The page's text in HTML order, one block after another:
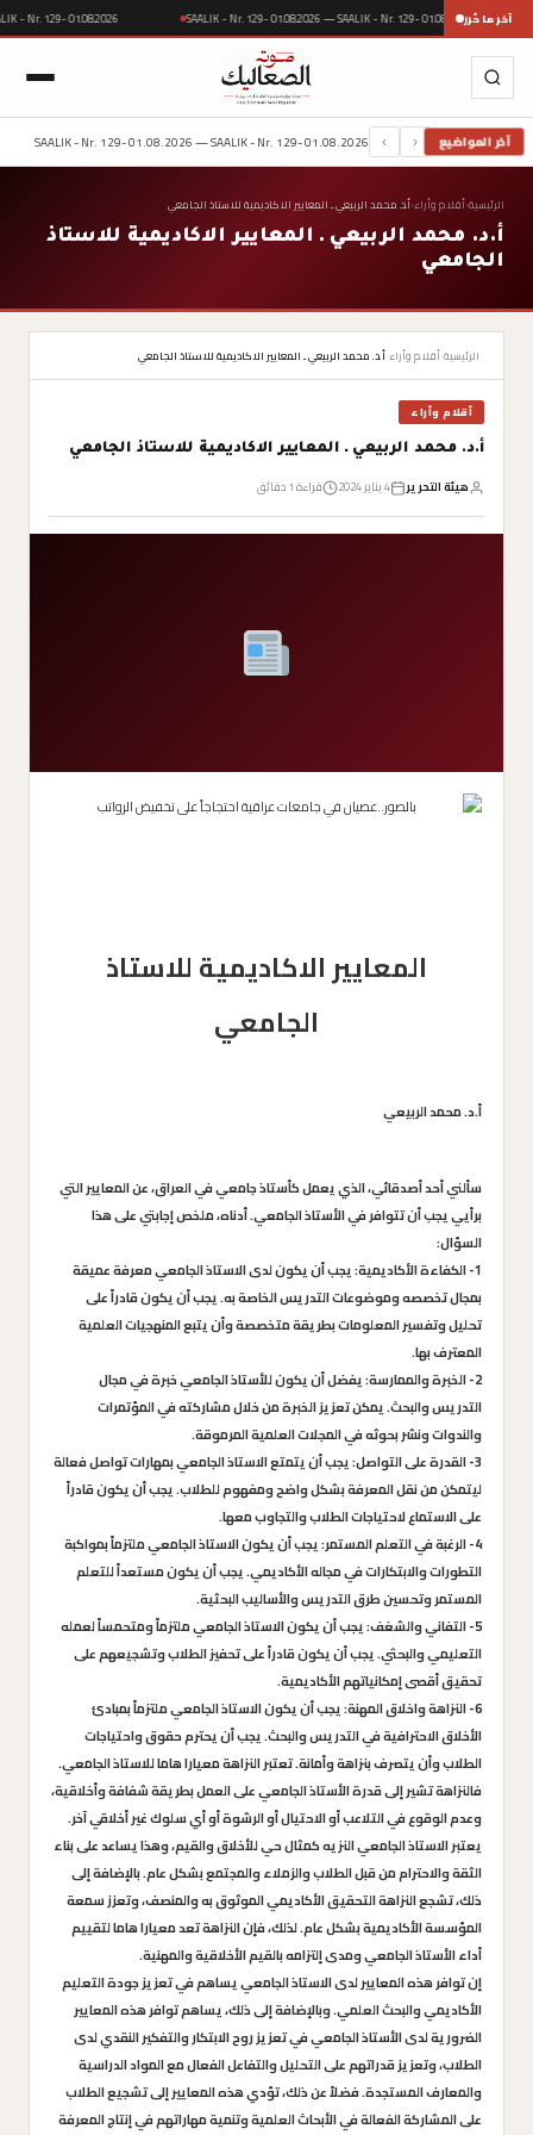
آخر ما حُرر - Nr. 129- 01.08.2026 SAALIK - Nr. 129- 01.08.2026 — SAALIK - Nr. 129- 01.08.2026
آخر المواضيع ‹
›
SAALIK - Nr. 129- 01.08.2026 — SAALIK - Nr. 129- 01.08.2026
الرئيسية›أقلام وأراء›أ.د. محمد الربيعي ـ المعايير الاكاديمية للاستاذ الجامعي
أ.د. محمد الربيعي ـ المعايير الاكاديمية للاستاذ
الجامعي
الرئيسية›أقلام وأراء›أ.د. محمد الربيعي ـ المعايير الاكاديمية للاستاذ الجامعي
أقلام وأراء
أ.د. محمد الربيعي ـ المعايير الاكاديمية للاستاذ الجامعي
هيئة التحرير 4 يناير 2024 قراءة 1 دقائق
المعايير الاكاديمية للاستاذ
الجامعي
أ.د. محمد الربيعي
سألني أحد أصدقائي، الذي يعمل كأستاذ جامعي في العراق، عن المعايير التي
برأيي يجب أن تتوافر في الأستاذ الجامعي. أدناه، ملخص إجابتي على هذا
السؤال:
1- الكفاءة الأكاديمية: يجب أن يكون لدى الاستاذ الجامعي معرفة عميقة
بمجال تخصصه وموضوعات التدريس الخاصة به. يجب أن يكون قادراً على
تحليل وتفسير المعلومات بطريقة متخصصة وأن يتبع المنهجيات العلمية
المعترف بها.
2- الخبرة والممارسة: يفضل أن يكون للأستاذ الجامعي خبرة في مجال
التدريس والبحث. يمكن تعزيز الخبرة من خلال مشاركته في المؤتمرات
والندوات ونشر بحوثه في المجلات العلمية المرموقة.
3- القدرة على التواصل: يجب أن يتمتع الاستاذ الجامعي بمهارات تواصل فعالة
ليتمكن من نقل المعرفة بشكل واضح ومفهوم للطلاب. يجب أن يكون قادراً
على الاستماع لاحتياجات الطلاب والتجاوب معها.
4- الرغبة في التعلم المستمر: يجب أن يكون الاستاذ الجامعي ملتزماً بمواكبة
التطورات والابتكارات في مجاله الأكاديمي. يجب أن يكون مستعداً للتعلم
المستمر وتحسين طرق التدريس والأساليب البحثية.
5- التفاني والشغف: يجب أن يكون الاستاذ الجامعي ملتزماً ومتحمساً لعمله
التعليمي والبحثي. يجب أن يكون قادراً على تحفيز الطلاب وتشجيعهم على
تحقيق أقصى إمكانياتهم الأكاديمية.
6- النزاهة واخلاق المهنة: يجب أن يكون الاستاذ الجامعي ملتزماً بمبادئ
الأخلاق الاحترافية في التدريس والبحث. يجب أن يحترم حقوق واحتياجات
الطلاب وأن يتصرف بنزاهة وأمانة. تعتبر النزاهة معيارا هاما للاستاذ الجامعي.
فالنزاهة تشير إلى قدرة الأستاذ الجامعي على العمل بطريقة شفافة وأخلاقية،
وعدم الوقوع في التلاعب أو الاحتيال أو الرشوة أو أي سلوك غير أخلاقي آخر.
يعتبر الاستاذ الجامعي النزيه كمثال حي للأخلاق والقيم، وهذا يساعد على بناء
الثقة والاحترام من قبل الطلاب والزملاء والمجتمع بشكل عام. بالإضافة إلى
ذلك، تشجع النزاهة التحقيق الأكاديمي الموثوق به والمنصف، وتعزز سمعة
المؤسسة الأكاديمية بشكل عام. لذلك، فإن النزاهة تعد معيارا هاما لتقييم
أداء الأستاذ الجامعي ومدى إلتزامه بالقيم الأخلاقية والمهنية.
إن توافر هذه المعايير لدى الاستاذ الجامعي يساهم في تعزيز جودة التعليم
الأكاديمي والبحث العلمي. وبالإضافة إلى ذلك، يساهم توافر هذه المعايير
الضرورية لدى الأستاذ الجامعي في تعزيز روح الابتكار والتفكير النقدي لدى
الطلاب، وتعزيز قدراتهم على التحليل والتفاعل الفعال مع المواد الدراسية
والمعارف المستجدة. فضلاً عن ذلك، تؤدي هذه المعايير إلى تشجيع الطلاب
على المشاركة الفعالة في الأبحاث العلمية وتنمية مهاراتهم في إنتاج المعرفة